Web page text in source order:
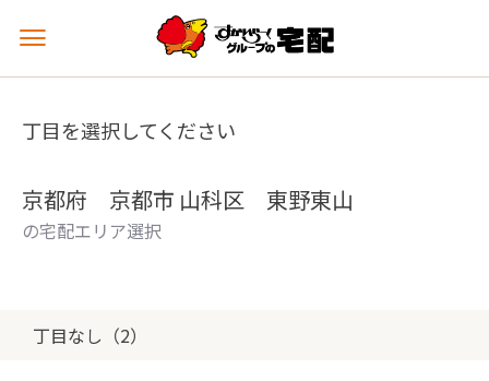
メ
ュ
を
丁目を選択してください
京都府 京都市 山科区 東野東山
の宅配エリア選択
丁目なし（2）